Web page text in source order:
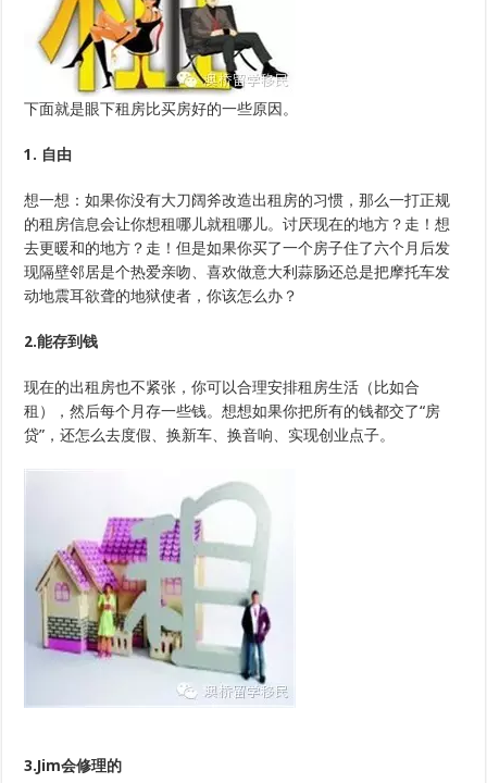
下面就是眼下租房比买房好的一些原因。
1. 自由
想一想：如果你没有大刀阔斧改造出租房的习惯，那么一打正规
的租房信息会让你想租哪儿就租哪儿。讨厌现在的地方？走！想
去更暖和的地方？走！但是如果你买了一个房子住了六个月后发
现隔壁邻居是个热爱亲吻、喜欢做意大利蒜肠还总是把摩托车发
动地震耳欲聋的地狱使者，你该怎么办？
2.能存到钱
现在的出租房也不紧张，你可以合理安排租房生活（比如合
租），然后每个月存一些钱。想想如果你把所有的钱都交了“房
贷”，还怎么去度假、换新车、换音响、实现创业点子。
3.Jim会修理的